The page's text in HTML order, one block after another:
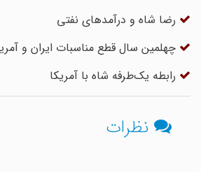
رضا شاه و درآمدهای نفتی
چهلمین سال قطع مناسبات ایران و آمریکا
رابطه یک‌طرفه شاه با آمریکا
نظرات